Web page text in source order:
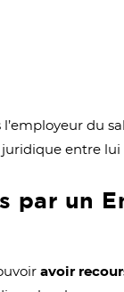
du
entre lui
par un
avoir